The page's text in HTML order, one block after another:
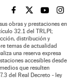
EL PAÍS BRASIL EN
EL PAÍSEL PAÍS
EL
obras y prestaciones en
32.1 del TRLPI;
distribución y
temas de actualidad
una reserva expresa
accesibles desde
que resulten
del Real Decreto - ley